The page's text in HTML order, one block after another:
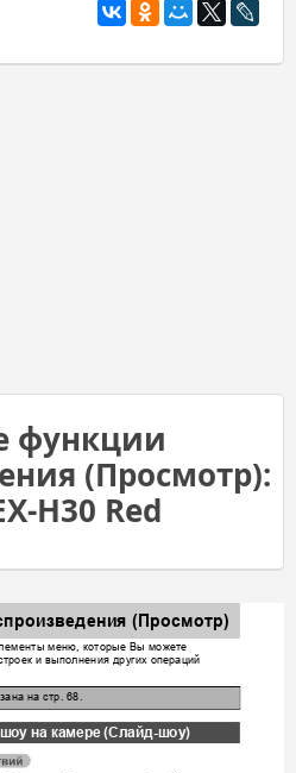
функции
(Просмотр):
H30 Red
( Просмотр)
меню которые Вы можете
и выполнения других операций
на стр. 68.
шоу на камере (Слайд-шоу)